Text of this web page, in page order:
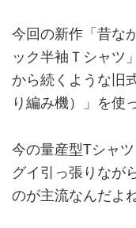
今回の新作「昔な
ック半袖Ｔシャツ
から続くような旧
り編み機）」を使
今の量産型Tシャ
グイ引っ張りなが
のが主流なんだよね